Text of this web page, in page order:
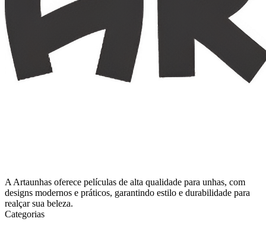
A Artaunhas oferece películas de alta qualidade para unhas, com
designs modernos e práticos, garantindo estilo e durabilidade para
realçar sua beleza.
Categorias